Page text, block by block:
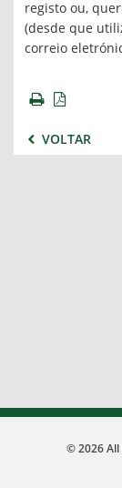
registo ou,
(desde que
correio
VOLTAR
© 2026 All